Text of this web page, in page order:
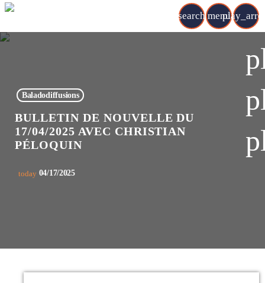
search menu
Baladodiffusions
BULLETIN DE NOUVELLE DU
17/04/2025 AVEC CHRISTIAN
PÉLOQUIN
today 04/17/2025